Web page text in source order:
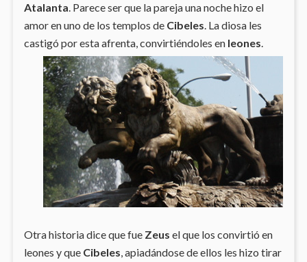
Atalanta. Parece ser que la pareja una noche hizo el
amor en uno de los templos de Cibeles. La diosa les
castigó por esta afrenta, convirtiéndoles enleones.
Otra historia dice que fue Zeus el que los convirtió en
leones y que Cibeles , apiadándose de ellos les hizo tirar